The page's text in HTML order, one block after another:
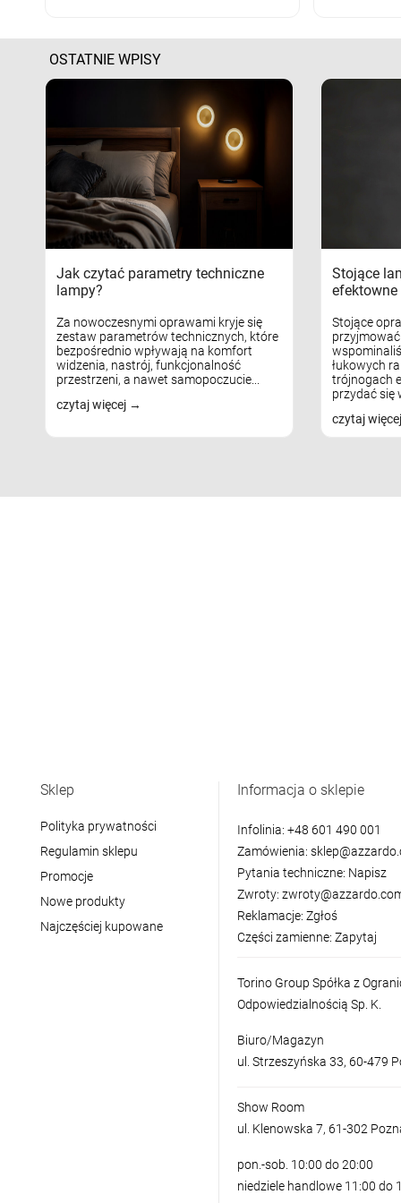
OSTATNIE WPISY
Jak czytać parametry techniczne
lampy?
Za nowoczesnymi oprawami kryje się
zestaw parametrów technicznych, które
bezpośrednio wpływają na komfort
widzenia, nastrój, funkcjonalność
przestrzeni, a nawet samopoczucie...
czytaj więcej
Stojące
Stojące
łukowych
trójnogach
przydać się
czytaj
Sklep
Polityka prywatności
Regulamin sklepu
Promocje
Nowe produkty
Najczęściej kupowane
Informacja o sklepie
Infolinia: +48 601 490 001
Zamówienia:
Pytania techniczne: Napisz
Zwroty:
Reklamacje: Zgłoś
Części zamienne: Zapytaj
Torino Group Spółka z
Odpowiedzialnością Sp. K.
Biuro/Magazyn
ul. Strzeszyńska 33, 60-479
Show Room
ul. Klenowska 7, 61-302
pon.-sob. 10:00 do 20:00
niedziele handlowe 11:00 do